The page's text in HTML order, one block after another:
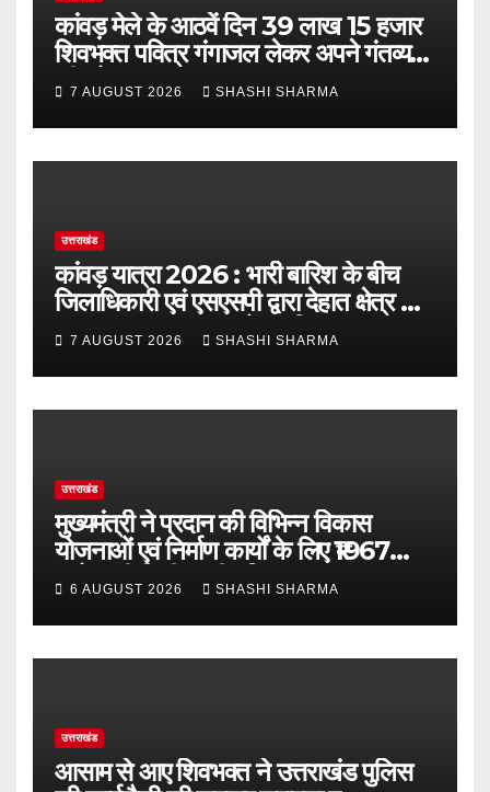
कांवड़ मेले के आठवें दिन 39 लाख 15 हजार
शिवभक्त पवित्र गंगाजल लेकर अपने गंतव्य
की ओर हुए रवाना
7 AUGUST 2026 SHASHI SHARMA
उत्तराखंड
कांवड़ यात्रा 2026 : भारी बारिश के बीच
जिलाधिकारी एवं एसएसपी द्वारा देहात क्षेत्र का
भ्रमण, सुरक्षा व्यवस्थाओं का लिया जायजा
7 AUGUST 2026 SHASHI SHARMA
उत्तराखंड
मुख्यमंत्री ने प्रदान की विभिन्न विकास
योजनाओं एवं निर्माण कार्यों के लिए ₹1967
करोड़ की वित्तीय स्वीकृति
6 AUGUST 2026 SHASHI SHARMA
उत्तराखंड
आसाम से आए शिवभक्त ने उत्तराखंड पुलिस